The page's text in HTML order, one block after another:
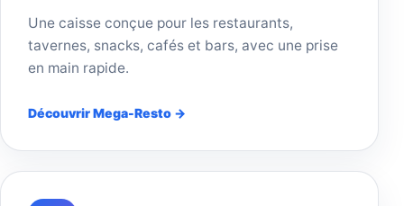
Une caisse conçue pour les restaurants,
tavernes, snacks, cafés et bars, avec une prise
en main rapide.
Découvrir Mega-Resto →